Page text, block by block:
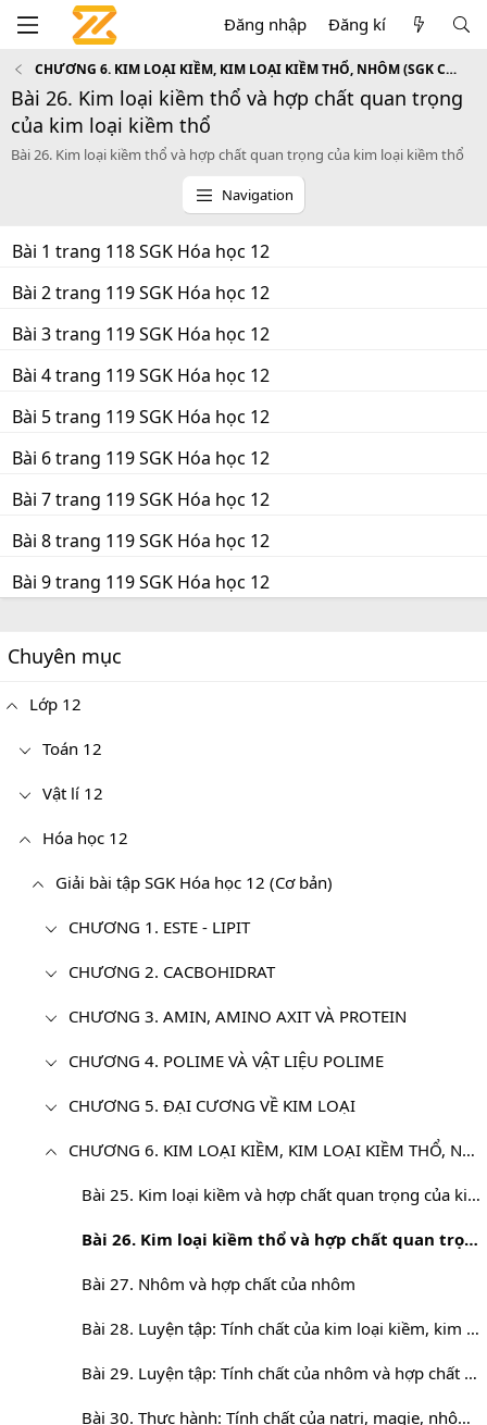
Đăng nhập Đăng kí
CHƯƠNG 6. KIM LOẠI KIỀM, KIM LOẠI KIỀM THỔ, NHÔM (SGK Cơ bản)
Bài 26. Kim loại kiềm thổ và hợp chất quan trọng
của kim loại kiềm thổ
Bài 26. Kim loại kiềm thổ và hợp chất quan trọng của kim loại kiềm thổ
Navigation
Bài 1 trang 118 SGK Hóa học 12
Bài 2 trang 119 SGK Hóa học 12
Bài 3 trang 119 SGK Hóa học 12
Bài 4 trang 119 SGK Hóa học 12
Bài 5 trang 119 SGK Hóa học 12
Bài 6 trang 119 SGK Hóa học 12
Bài 7 trang 119 SGK Hóa học 12
Bài 8 trang 119 SGK Hóa học 12
Bài 9 trang 119 SGK Hóa học 12
Chuyên mục
Lớp 12
Toán 12
Vật lí 12
Hóa học 12
Giải bài tập SGK Hóa học 12 (Cơ bản)
CHƯƠNG 1. ESTE - LIPIT
CHƯƠNG 2. CACBOHIDRAT
CHƯƠNG 3. AMIN, AMINO AXIT VÀ PROTEIN
CHƯƠNG 4. POLIME VÀ VẬT LIỆU POLIME
CHƯƠNG 5. ĐẠI CƯƠNG VỀ KIM LOẠI
CHƯƠNG 6. KIM LOẠI KIỀM, KIM LOẠI KIỀM THỔ, NHÔM (SGK Cơ bản)
Bài 25. Kim loại kiềm và hợp chất quan trọng của kim loại kiềm
Bài 26. Kim loại kiềm thổ và hợp chất quan trọng của kim loại kiềm thổ
Bài 27. Nhôm và hợp chất của nhôm
Bài 28. Luyện tập: Tính chất của kim loại kiềm, kim loại kiềm thổ và hợp chất của chúng
Bài 29. Luyện tập: Tính chất của nhôm và hợp chất của nhôm
Bài 30. Thực hành: Tính chất của natri, magie, nhôm và hợp chất của chúng